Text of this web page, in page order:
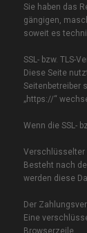
Sie haben das
gängigen,
soweit es
SSL- bzw. TLS-
Diese Seite
Seitenbetreiber
„https://“
Wenn die SSL-
Verschlüsselter
Besteht nach
werden diese
Der
Eine